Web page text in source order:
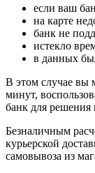
если ваш
на карте
банк не
истекло
в данных
В этом случае вы
минут,
банк для решения
Безналичным
курьерской
самовывоза из